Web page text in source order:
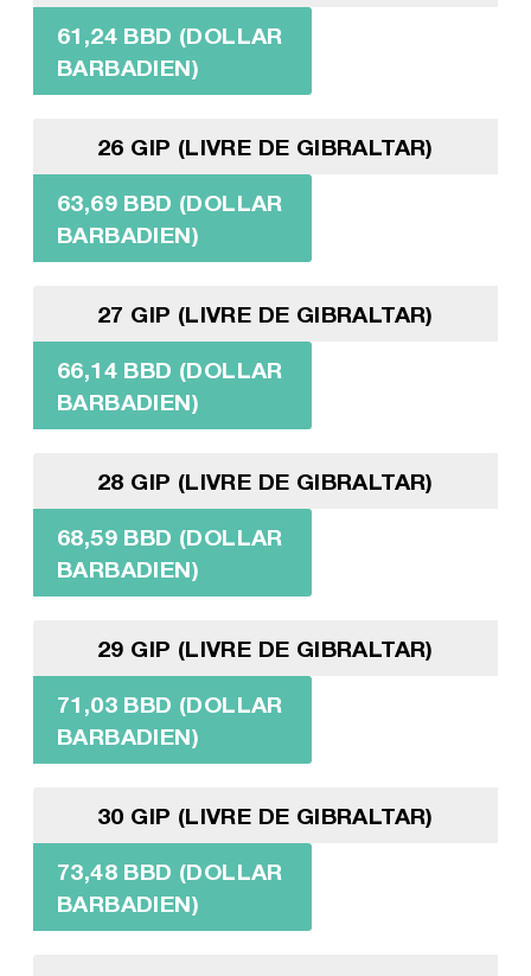
61,24 BBD (DOLLAR
BARBADIEN)
26 GIP (LIVRE DE GIBRALTAR)
63,69 BBD (DOLLAR
BARBADIEN)
27 GIP (LIVRE DE GIBRALTAR)
66,14 BBD (DOLLAR
BARBADIEN)
28 GIP (LIVRE DE GIBRALTAR)
68,59 BBD (DOLLAR
BARBADIEN)
29 GIP (LIVRE DE GIBRALTAR)
71,03 BBD (DOLLAR
BARBADIEN)
30 GIP (LIVRE DE GIBRALTAR)
73,48 BBD (DOLLAR
BARBADIEN)